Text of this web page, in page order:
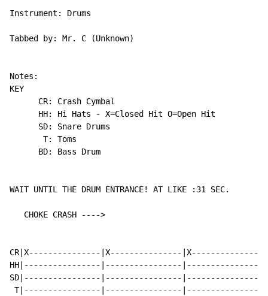
Instrument: Drums
Tabbed by: Mr. C (Unknown)
Notes:
KEY
      CR: Crash Cymbal
      HH: Hi Hats - X=Closed Hit O=Open Hit
      SD: Snare Drums
       T: Toms
      BD: Bass Drum
WAIT UNTIL THE DRUM ENTRANCE! AT LIKE :31 SEC.
   CHOKE CRASH ---->
CR|X---------------|X---------------
HH|----------------|----------------
SD|----------------|----------------
T|----------------|----------------